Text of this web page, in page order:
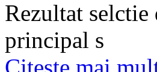
Rezultat selctie
principal s
Citeşte mai